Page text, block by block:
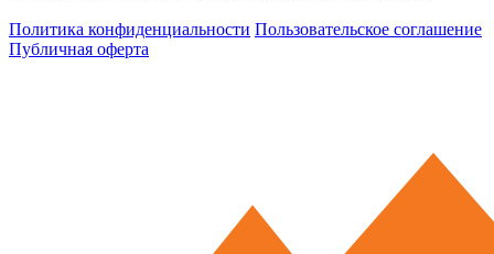
Политика конфиденциальности Пользовательское соглашение
Публичная оферта